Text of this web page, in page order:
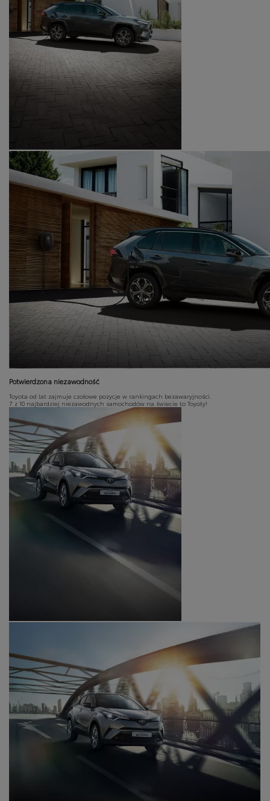
Potwierdzona niezawodność
Toyota od lat zajmuje czołowe pozycje w rankingach bezawaryjności.
7 z 10 najbardziej niezawodnych samochodów na świecie to Toyoty!